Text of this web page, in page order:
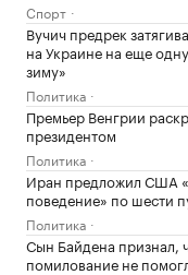
Спорт
Вучич предрек
на Украине на еще
зиму»
Политика
Премьер Венгрии
президентом
Политика
Иран предложил США
поведение» по шести
Политика
Сын Байдена признал,
помилование не